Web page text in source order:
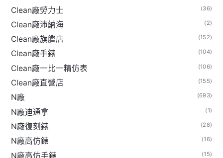
Clean廠勞力士 (36)
Clean廠沛納海 (2)
Clean廠旗艦店 (152)
Clean廠手錶 (104)
Clean廠一比一精仿表 (106)
Clean廠直營店 (155)
N廠 (693)
N廠迪通拿 (1)
N廠復刻錶 (28)
N廠高仿錶 (16)
N廠高仿手錶 (15)